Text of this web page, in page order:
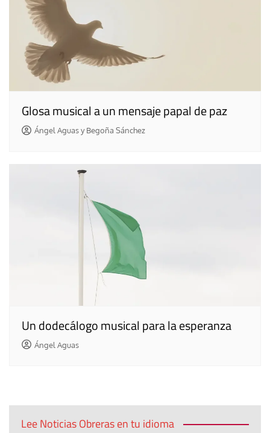
Glosa musical a un mensaje papal de paz
Ángel Aguas y Begoña Sánchez
Un dodecálogo musical para la esperanza
Ángel Aguas
Lee Noticias Obreras en tu idioma